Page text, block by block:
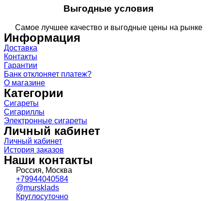
Выгодные условия
Самое лучшее качество и выгодные цены на рынке
Информация
Доставка
Контакты
Гарантии
Банк отклоняет платеж?
О магазине
Категории
Сигареты
Сигариллы
Электронные сигареты
Личный кабинет
Личный кабинет
История заказов
Наши контакты
Россия, Москва
+79944040584
@mursklads
Круглосуточно